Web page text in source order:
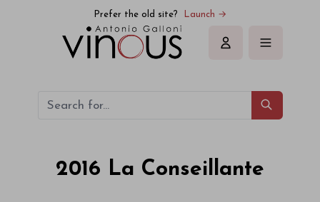
Prefer the old site? Launch →
Sign in
2016 La Conseillante
La Conseillante La Conseillante 2016